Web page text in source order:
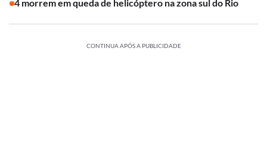
4 morrem em queda de helicóptero na zona sul do Rio
CONTINUA APÓS A PUBLICIDADE